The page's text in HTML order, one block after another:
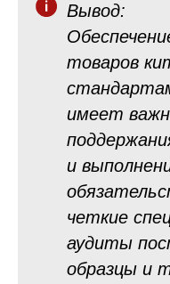
Вывод:
товаров
имеет
и
четкие
аудиты
образцы и